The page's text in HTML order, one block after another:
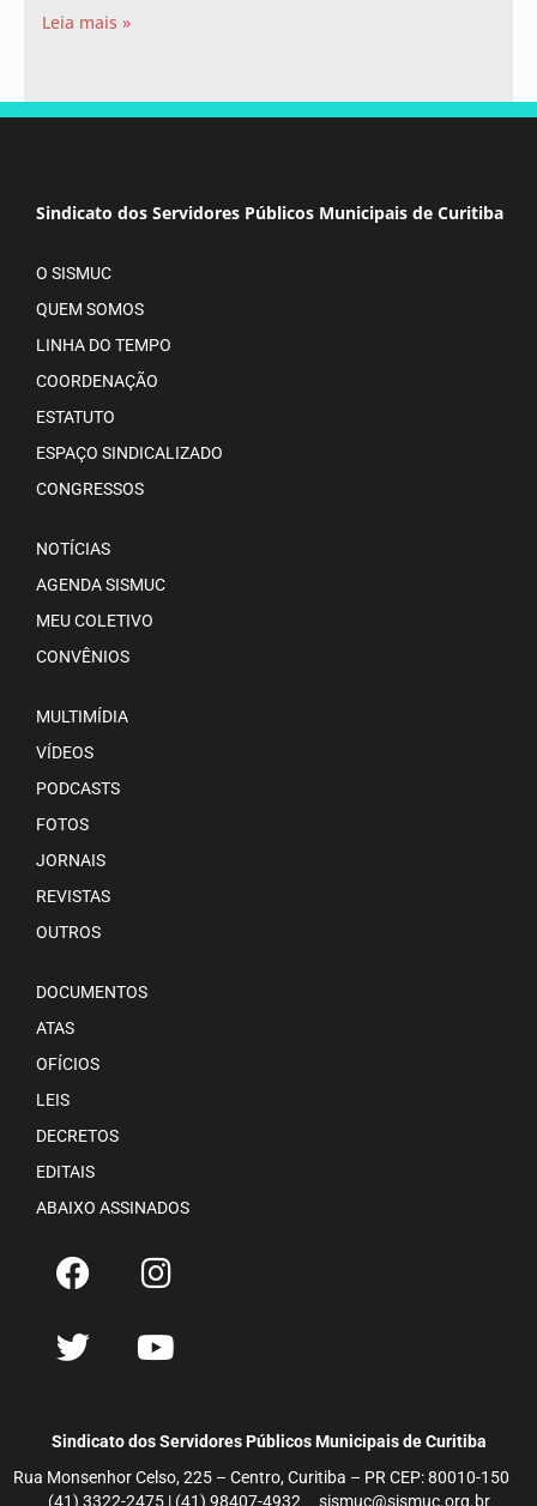
Leia mais »
Sindicato dos Servidores Públicos Municipais de Curitiba
O SISMUC
QUEM SOMOS
LINHA DO TEMPO
COORDENAÇÃO
ESTATUTO
ESPAÇO SINDICALIZADO
CONGRESSOS
NOTÍCIAS
AGENDA SISMUC
MEU COLETIVO
CONVÊNIOS
MULTIMÍDIA
VÍDEOS
PODCASTS
FOTOS
JORNAIS
REVISTAS
OUTROS
DOCUMENTOS
ATAS
OFÍCIOS
LEIS
DECRETOS
EDITAIS
ABAIXO ASSINADOS
Sindicato dos Servidores Públicos Municipais de Curitiba
Rua Monsenhor Celso, 225 – Centro, Curitiba – PR CEP: 80010-150
(41) 3322-2475 | (41) 98407-4932 sismuc@sismuc.org.br